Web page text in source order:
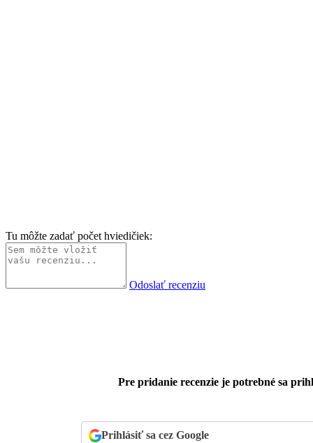
Tu môžte zadať počet hviedičiek:
Odoslať recenziu
Pre pridanie recenzie je potrebné sa
Prihlásiť sa cez Google